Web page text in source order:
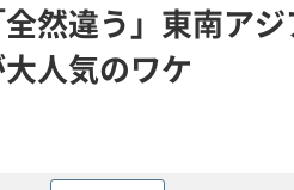
然違う」東南ア
人気のワケ